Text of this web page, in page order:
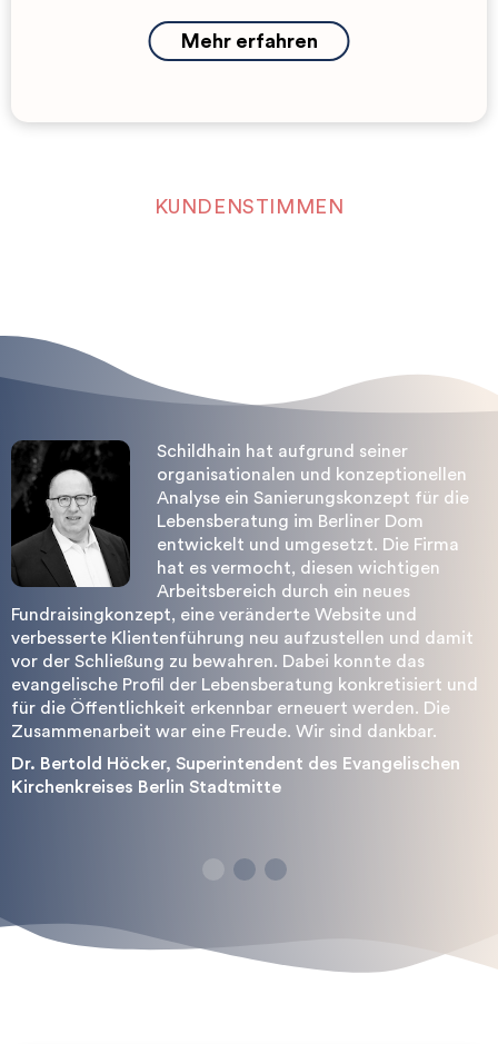
Mehr erfahren
KUNDENSTIMMEN
Schildhain hat aufgrund seiner
organisationalen und konzeptionellen
Analyse ein Sanierungskonzept für die
Lebensberatung im Berliner Dom
entwickelt und umgesetzt. Die Firma
hat es vermocht, diesen wichtigen
Arbeitsbereich durch ein neues
Fundraisingkonzept, eine veränderte Website und
verbesserte Klientenführung neu aufzustellen und damit
vor der Schließung zu bewahren. Dabei konnte das
evangelische Profil der Lebensberatung konkretisiert und
für die Öffentlichkeit erkennbar erneuert werden. Die
Zusammenarbeit war eine Freude. Wir sind dankbar.
Dr. Bertold Höcker, Superintendent des Evangelischen
Kirchenkreises Berlin Stadtmitte
2 3